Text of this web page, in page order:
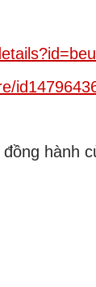
hành